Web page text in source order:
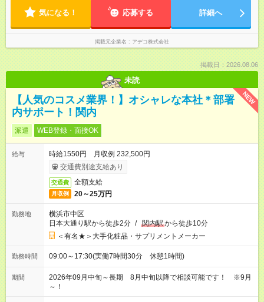
気になる！ 応募する 詳細へ
掲載元企業名 アデコ株式会社
掲載日：2026.08.06
未読
NEW
【人気のコスメ業界！】オシャレな本社＊部署
内サポート！関内
派遣 WEB登録・面接OK
給与
時給1550円 月収例 232,500円
交通費別途支給あり
交通費 全額支給
月収例 20～25万円
勤務地
横浜市中区
日本大通り駅から徒歩2分 / 関内駅から徒歩10分
＜有名★＞大手化粧品・サプリメントメーカー
勤務時間 09:00～17:30(実働7時間30分 休憩1時間)
期間
2026年09月中旬～長期 8月中旬以降で相談可能です！ ※9月
～！